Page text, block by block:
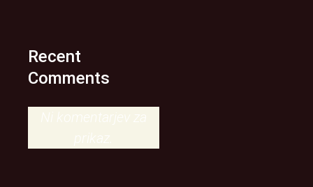
Recent
Comments
Ni komentarjev za
prikaz.